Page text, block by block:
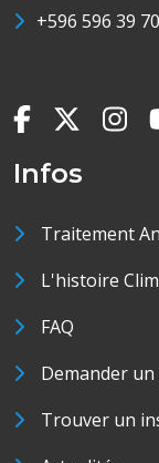
+596 596 39
Infos
Traitement
L'histoire
FAQ
Demander un
Trouver un